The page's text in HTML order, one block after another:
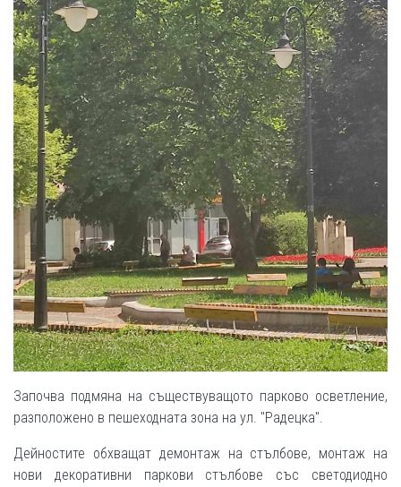
Започва подмяна на съществуващото парково осветление,
разположено в пешеходната зона на ул. "Радецка".
Дейностите обхващат демонтаж на стълбове, монтаж на
нови декоративни паркови стълбове със светодиодно